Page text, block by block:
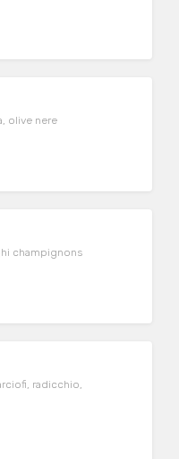
olive nere
champignons
radicchio,